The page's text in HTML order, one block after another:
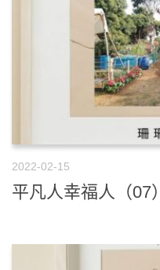
2022-02-15
平凡人幸福人（07